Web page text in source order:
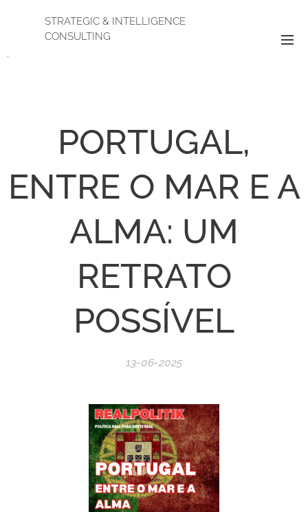
STRATEGIC & INTELLIGENCE
CONSULTING
.
PORTUGAL,
ENTRE O MAR E A
ALMA: UM
RETRATO
POSSÍVEL
13-06-2025